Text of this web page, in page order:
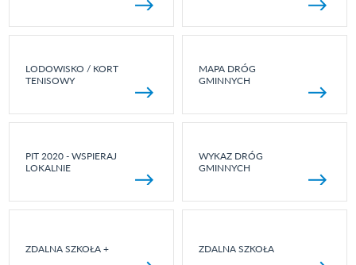
LODOWISKO / KORT
TENISOWY
MAPA DRÓG
GMINNYCH
PIT 2020 - WSPIERAJ
LOKALNIE
WYKAZ DRÓG
GMINNYCH
ZDALNA SZKOŁA + ZDALNA SZKOŁA